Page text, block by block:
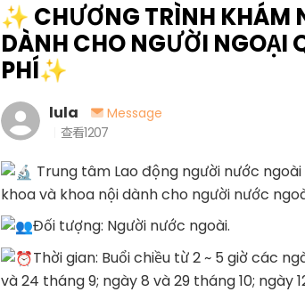
✨ CHƯƠNG TRÌNH KHÁM
DÀNH CHO NGƯỜI NGOẠI
PHÍ✨
lula
Message
查看1207
Trung tâm Lao động người nước
khoa và khoa nội dành cho người nước
Đối tượng: Người nước ngoài.
Thời gian: Buổi chiều từ 2 ~ 5 giờ các
và 24 tháng 9; ngày 8 và 29 tháng 10; ngày